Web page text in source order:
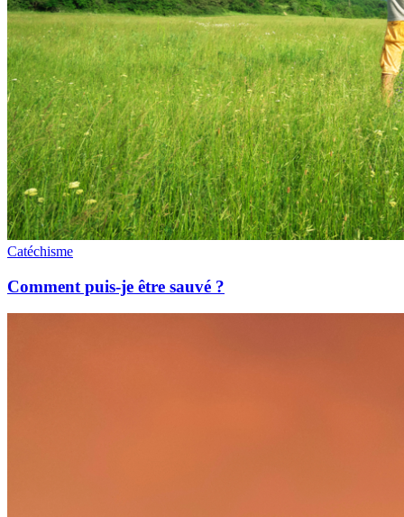
Catéchisme
Comment puis-je être sauvé ?